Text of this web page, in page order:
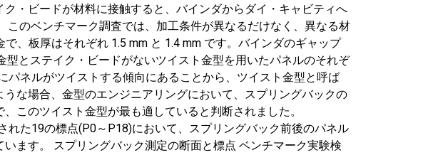
・ビードが材料に接触すると、バインダからダイ・キャビティへ
のベンチマーク調査では、加工条件が異なるだけなく、異なる材
、板厚はそれぞれ 1.5 mm と 1.4 mm です。バインダのギャップ
とステイク・ビードがないツイスト金型を用いたパネルのそれぞ
ネルがツイストする傾向にあることから、ツイスト金型と呼ば
な場合、金型のエンジニアリングにおいて、スプリングバックの
このツイスト金型が最も適していると判断されました。
た19の標点(P0～P18)において、スプリングバック前後のパネル
ます。 スプリングバック測定の断面と標点 ベンチマーク実験検